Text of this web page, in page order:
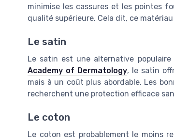
minimise les cassures et les pointes
qualité supérieure. Cela dit, ce
Le satin
Le satin est une alternative populaire
Academy of Dermatology, le satin
mais à un coût plus abordable. Les
recherchent une protection efficace
Le coton
Le coton est probablement le moins